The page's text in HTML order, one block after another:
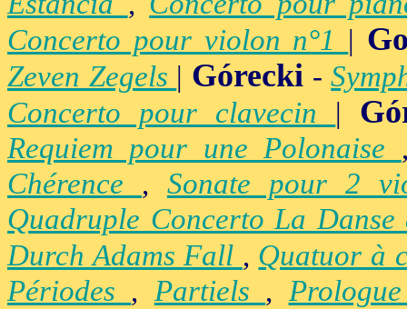
Concerto pour violon n°1 |
Zeven Zegels | Górecki-
Concerto pour clavecin |
Requiem pour une Polonaise
Chérence , Sonate pour 2
Quadruple Concerto La
Durch Adams Fall , Quatuor à
Périodes , Partiels ,